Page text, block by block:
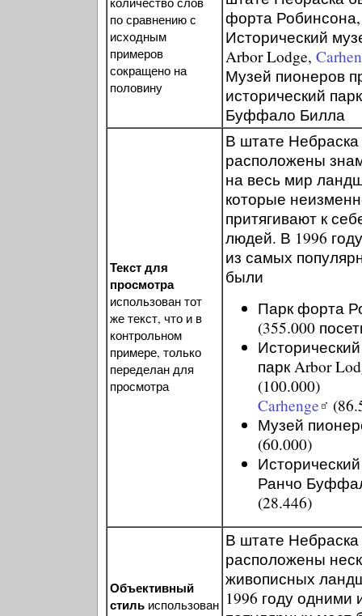
количество слов
по сравнению с
исходным
примеров
сокращено на
половину
форта Робинсона,
Исторический
Arbor Lodge,
Музей пионеров
исторический
Буффало Билла
Текст для
просмотра
использован тот
же текст, что и в
контрольном
примере, только
переделан для
просмотра
В штате Небраска
расположены
на весь мир
которые
притягивают к
людей. В 1996
из самых
были
Парк форта
(355.000
парк Arbor
(100.000)
Carhenge
Музей
(60.000)
Ранчо
(28.446)
Объективный
стиль использован
В штате Небраска
расположены
живописных
1996 году одними